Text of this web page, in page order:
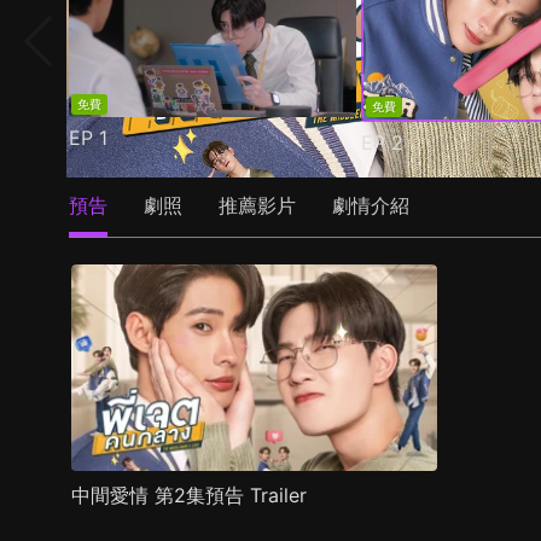
免費
EP1
免費
EP2
預告 劇照 推薦影片 劇情介紹
中間愛情 第2集預告 Trailer